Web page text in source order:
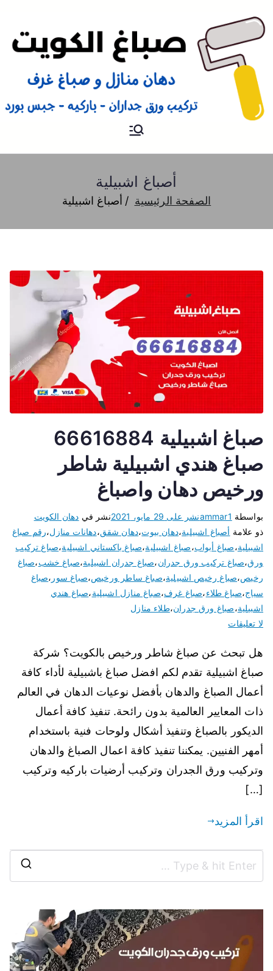
صباغ
أصباغ اشبيلية
الصفحة الرئيسية أصباغ اشبيلية
صباغ اشبيلية 66616884
صباغ هندي اشبيلية شاطر
ورخيص دهان واصباغ
بواسطة ammar1نشر على 29 مايو، 2021 نشر في دهان الكويت
ذو علامة أصباغ اشبيلية،دهان بيوت،دهان شقق،دهانات منازل،رقم صباغ
اشبيلية،صباغ أبواب،صباغ اشبيلية،صباغ باكستاني اشبيلية،صباغ تركيب
ورق،صباغ تركيب ورق جدران،صباغ جدران اشبيلية،صباغ خشب،صباغ
رخيص،صباغ رخيص اشبيلية،صباغ ساطر ورخيص،صباغ سور ،صباغ
سياج،صباغ طلاء،صباغ غرف،صباغ منازل اشبيلية،صباغ هندي
اشبيلية،صباغ ورق جدران،طلاء منازل
لا تعليقات
هل تبحث عن صباغ شاطر ورخيص بالكويت؟ شركة
صباغ اشبيلية تقدم لكم افضل صباغ باشبيلية لأداء كافة
أعمال الصباغ والدهان بأفضل نوعيات الدهان في العالم
ذات المعايير العالمية بدون رائحة. تنفيذ كافة أعمال
الديكور بالصباغ وتنفيذ أشكال ولوحات فنية باستخدام
أمهر الفنيين. يمكننا تنفيذ كافة اعمال الصباغ والدهان
وتركيب ورق الجدران وتركيب أرضيات باركيه وتركيب
[…]
اقرأ المزيد